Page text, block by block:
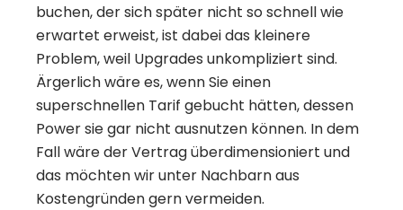
buchen, der sich später nicht so schnell wie
erwartet erweist, ist dabei das kleinere
Problem, weil Upgrades unkompliziert sind.
Ärgerlich wäre es, wenn Sie einen
superschnellen Tarif gebucht hätten, dessen
Power sie gar nicht ausnutzen können. In dem
Fall wäre der Vertrag überdimensioniert und
das möchten wir unter Nachbarn aus
Kostengründen gern vermeiden.